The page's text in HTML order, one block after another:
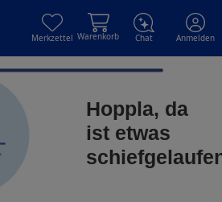
Merkzettel Warenkorb Chat Anmelden
Hoppla, da
ist etwas